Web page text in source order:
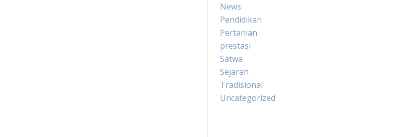
News
Pendidikan
Pertanian
prestasi
Satwa
Sejarah
Tradisional
Uncategorized